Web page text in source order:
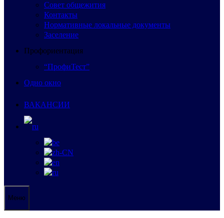
Совет общежития
Контакты
Нормативные локальные документы
Заселение
Профориентация
“ПрофиТест”
Одно окно
ВАКАНСИИ
Меню